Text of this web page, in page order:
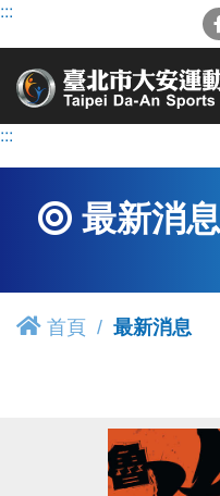
跳
容
:::
:::
最新消息
首頁 最新消息